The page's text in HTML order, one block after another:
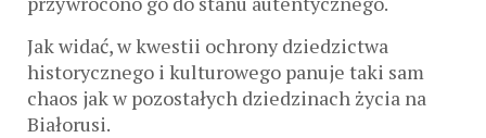
Jak widać, w kwestii ochrony dziedzictwa
historycznego i kulturowego panuje taki sam
chaos jak w pozostałych dziedzinach życia na
Białorusi.